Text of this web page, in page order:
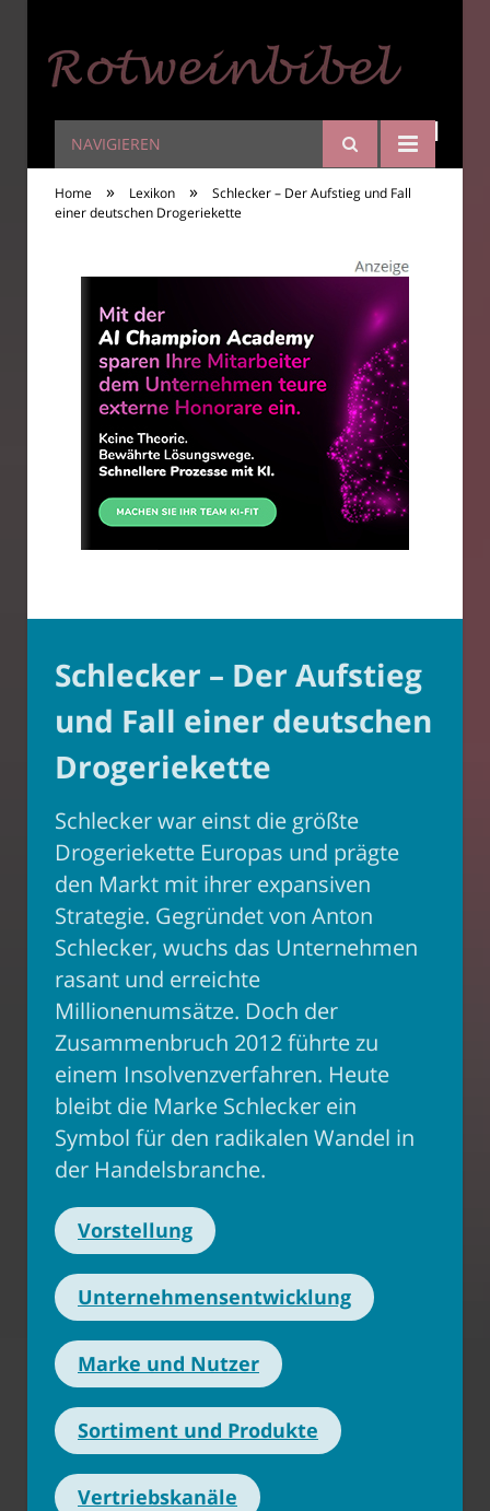
Rotweinbibel
NAVIGIEREN
Home » Lexikon »
Schlecker – Der Aufstieg und Fall
einer deutschen Drogeriekette
Schlecker – Der Aufstieg
und Fall einer deutschen
Drogeriekette
Schlecker war einst die größte
Drogeriekette Europas und prägte
den Markt mit ihrer expansiven
Strategie. Gegründet von Anton
Schlecker, wuchs das Unternehmen
rasant und erreichte
Millionenumsätze. Doch der
Zusammenbruch 2012 führte zu
einem Insolvenzverfahren. Heute
bleibt die Marke Schlecker ein
Symbol für den radikalen Wandel in
der Handelsbranche.
Vorstellung
Unternehmensentwicklung
Marke und Nutzer
Sortiment und Produkte
Vertriebskanäle